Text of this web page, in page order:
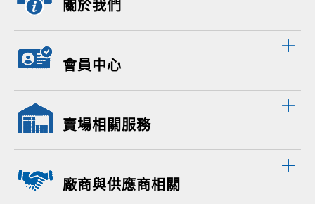
關於我們
會員中心
賣場相關服務
廠商與供應商相關